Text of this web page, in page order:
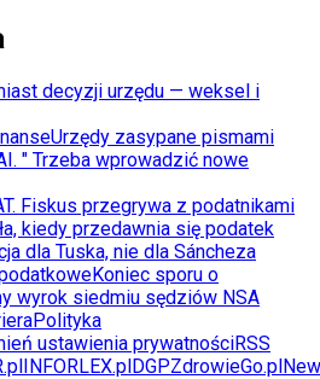
decyzji urzędu — weksel i
Urzędy zasypane pismami
" Trzeba wprowadzić nowe
Fiskus przegrywa z podatnikami
kiedy przedawnia się podatek
dla Tuska, nie dla Sáncheza
Koniec sporu o
wyrok siedmiu sędziów NSA
Polityka
ustawienia prywatnościRSS
INFORLEX.plDGPZdrowieGo.pl